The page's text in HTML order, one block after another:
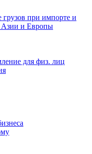
при импорте и
Азии и Европы
для физ. лиц